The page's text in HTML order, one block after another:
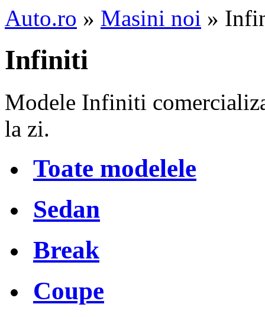
Auto.ro » Masini noi »
Infiniti
Modele Infiniti
la zi.
Toate modelele
Sedan
Break
Coupe